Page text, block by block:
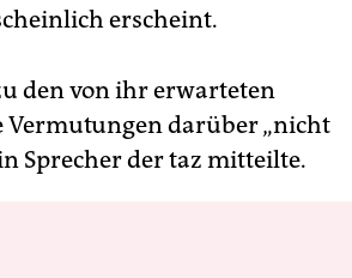
erscheint.
den von ihr erwarteten
darüber „nicht
Sprecher der taz mitteilte.